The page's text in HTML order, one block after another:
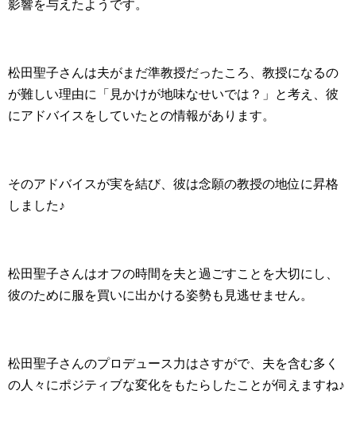
影響を与えたようです。
松田聖子さんは夫がまだ準教授だったころ、教授になるの
が難しい理由に「見かけが地味なせいでは？」と考え、彼
にアドバイスをしていたとの情報があります。
そのアドバイスが実を結び、彼は念願の教授の地位に昇格
しました♪
松田聖子さんはオフの時間を夫と過ごすことを大切にし、
彼のために服を買いに出かける姿勢も見逃せません。
松田聖子さんのプロデュース力はさすがで、夫を含む多く
の人々にポジティブな変化をもたらしたことが伺えますね♪